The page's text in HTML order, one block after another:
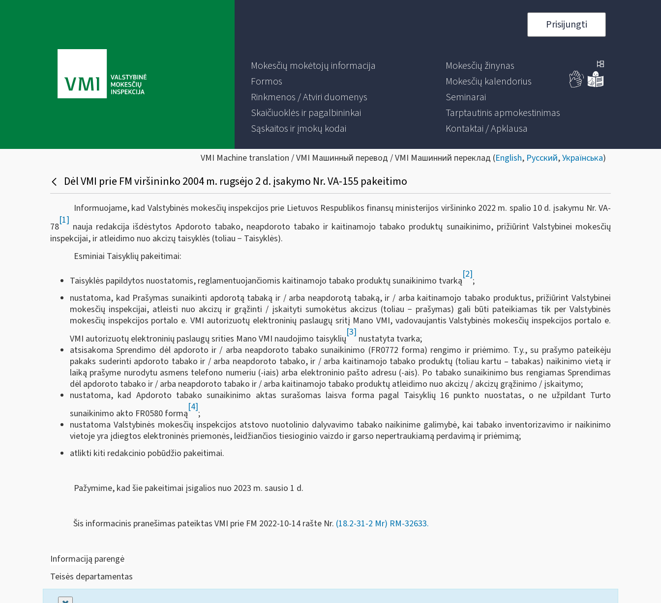
Prisijungti
Mokesčių mokėtojų informacija
Formos
Rinkmenos / Atviri duomenys
Skaičiuoklės ir pagalbininkai
Sąskaitos ir įmokų kodai
Mokesčių žinynas
Mokesčių kalendorius
Seminarai
Tarptautinis apmokestinimas
Kontaktai / Apklausa
VMI Machine translation / VMI Машинный перевод / VMI Машинний переклад (English, Русский,Українська)
Dėl VMI prie FM viršininko 2004 m. rugsėjo 2 d. įsakymo Nr. VA-155 pakeitimo
Informuojame, kad Valstybinės mokesčių inspekcijos prie Lietuvos Respublikos finansų ministerijos viršininko 2022 m. spalio 10 d. įsakymu Nr. VA-
78
[1]
nauja redakcija išdėstytos Apdoroto tabako, neapdoroto tabako ir kaitinamojo tabako produktų sunaikinimo, prižiūrint Valstybinei mokesčių
inspekcijai, ir atleidimo nuo akcizų taisyklės (toliau − Taisyklės).
Esminiai Taisyklių pakeitimai:
Taisyklės papildytos nuostatomis, reglamentuojančiomis kaitinamojo tabako produktų sunaikinimo tvarką
[2]
;
nustatoma, kad Prašymas sunaikinti apdorotą tabaką ir / arba neapdorotą tabaką, ir / arba kaitinamojo tabako produktus, prižiūrint Valstybinei
mokesčių inspekcijai, atleisti nuo akcizų ir grąžinti / įskaityti sumokėtus akcizus (toliau − prašymas) gali būti pateikiamas tik per Valstybinės
mokesčių inspekcijos portalo e. VMI autorizuotų elektroninių paslaugų sritį Mano VMI, vadovaujantis Valstybinės mokesčių inspekcijos portalo e.
VMI autorizuotų elektroninių paslaugų srities Mano VMI naudojimo taisyklių
[3]
nustatyta tvarka;
atsisakoma Sprendimo dėl apdoroto ir / arba neapdoroto tabako sunaikinimo (FR0772 forma) rengimo ir priėmimo. T.y., su prašymo pateikėju
pakaks suderinti apdoroto tabako ir / arba neapdoroto tabako, ir / arba kaitinamojo tabako produktų (toliau kartu ‒ tabakas) naikinimo vietą ir
laiką prašyme nurodytu asmens telefono numeriu (-iais) arba elektroninio pašto adresu (-ais). Po tabako sunaikinimo bus rengiamas Sprendimas
dėl apdoroto tabako ir / arba neapdoroto tabako ir / arba kaitinamojo tabako produktų atleidimo nuo akcizų / akcizų grąžinimo / įskaitymo;
nustatoma, kad Apdoroto tabako sunaikinimo aktas surašomas laisva forma pagal Taisyklių 16 punkto nuostatas, o ne užpildant Turto
sunaikinimo akto FR0580 formą
[4]
;
nustatoma Valstybinės mokesčių inspekcijos atstovo nuotolinio dalyvavimo tabako naikinime galimybė, kai tabako inventorizavimo ir naikinimo
vietoje yra įdiegtos elektroninės priemonės, leidžiančios tiesioginio vaizdo ir garso nepertraukiamą perdavimą ir priėmimą;
atlikti kiti redakcinio pobūdžio pakeitimai.
Pažymime, kad šie pakeitimai įsigalios nuo 2023 m. sausio 1 d.
Šis informacinis pranešimas pateiktas VMI prie FM 2022-10-14 rašte Nr. (18.2-31-2 Mr) RM-32633.
Informaciją parengė
Teisės departamentas